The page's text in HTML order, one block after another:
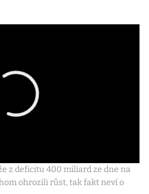
z deficitu 400 miliard ze dne na
ohrozili růst, tak fakt neví o